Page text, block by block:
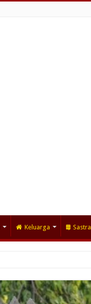
Keluarga Sastra